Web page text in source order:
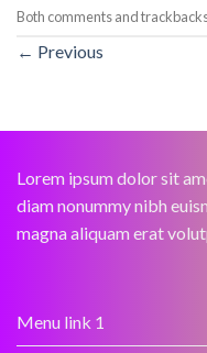
Both comments and
← Previous
Lorem ipsum dolor sit
diam nonummy nibh
magna aliquam erat
Menu link 1